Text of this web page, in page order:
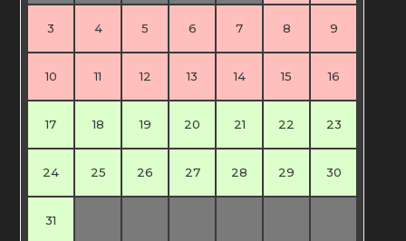
3 4 5 6 7 8 9
10 11 12 13 14 15 16
17 18 19 20 21 22 23
24 25 26 27 28 29 30
31